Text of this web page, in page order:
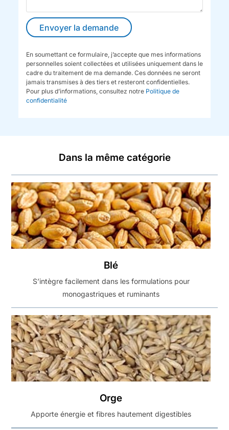
En soumettant ce formulaire, j’accepte que mes informations
personnelles soient collectées et utilisées uniquement dans le
cadre du traitement de ma demande. Ces données ne seront
jamais transmises à des tiers et resteront confidentielles.
Pour plus d’informations, consultez notre Politique de
confidentialité
Dans la même catégorie
Blé
S’intègre facilement dans les formulations pour
monogastriques et ruminants
Orge
Apporte énergie et fibres hautement digestibles